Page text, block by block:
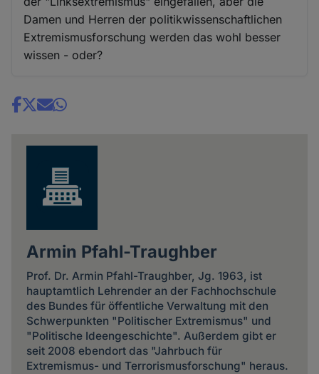
Damen und Herren der politikwissenschaftlichen
Extremismusforschung werden das wohl besser
wissen - oder?
Share
Armin Pfahl-Traughber
Prof. Dr. Armin Pfahl-Traughber, Jg. 1963, ist
hauptamtlich Lehrender an der Fachhochschule
des Bundes für öffentliche Verwaltung mit den
Schwerpunkten "Politischer Extremismus" und
"Politische Ideengeschichte". Außerdem gibt er
seit 2008 ebendort das "Jahrbuch für
Extremismus- und Terrorismusforschung" heraus.